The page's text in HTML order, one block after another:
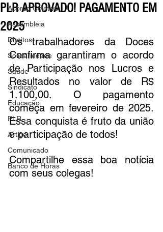
Acordo Coletivo
Assembleia
Direitos
Solidariedade
Saúde
Sindicato
Educação
PLR
Artigo
Comunicado
Banco de Horas
PLR APROVADO! PAGAMENTO EM
2025
Os trabalhadores da Doces
Confirma garantiram o acordo
de Participação nos Lucros e
Resultados no valor de R$
1.100,00. O pagamento
começa em fevereiro de 2025.
Essa conquista é fruto da união
e participação de todos!
Compartilhe essa boa notícia
com seus colegas!